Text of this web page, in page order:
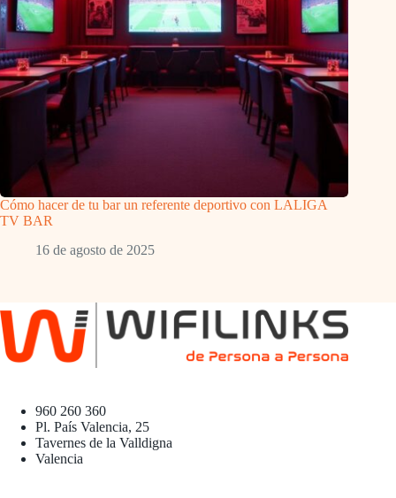
Cómo hacer de tu bar un referente deportivo con LALIGA
TV BAR
16 de agosto de 2025
960 260 360
Pl. País Valencia, 25
Tavernes de la Valldigna
Valencia